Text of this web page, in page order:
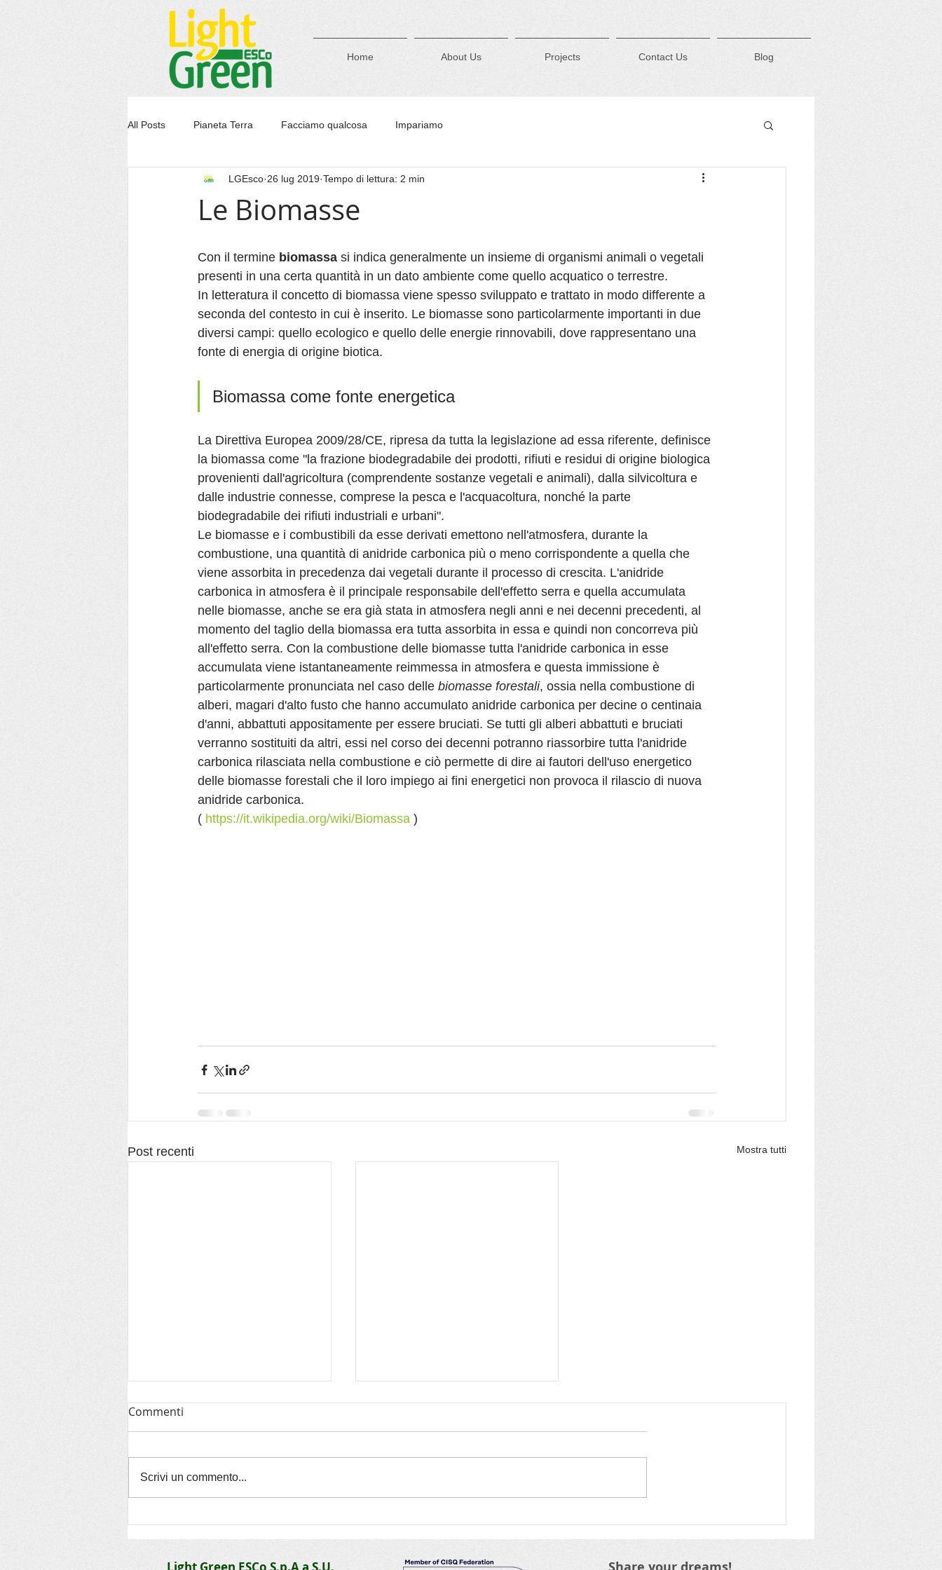
Home About Us Projects Contact Us Blog
All Posts Pianeta Terra Facciamo qualcosa Impariamo
Le Biomasse
LGEsco 26 lug 2019 Tempo di lettura: 2 min
Con il termine biomassa si indica generalmente un insieme di organismi animali o vegetali
presenti in una certa quantità in un dato ambiente come quello acquatico o terrestre.
In letteratura il concetto di biomassa viene spesso sviluppato e trattato in modo differente a
seconda del contesto in cui è inserito. Le biomasse sono particolarmente importanti in due
diversi campi: quello ecologico e quello delle energie rinnovabili, dove rappresentano una
fonte di energia di origine biotica.
Biomassa come fonte energetica
La Direttiva Europea 2009/28/CE, ripresa da tutta la legislazione ad essa riferente, definisce
la biomassa come "la frazione biodegradabile dei prodotti, rifiuti e residui di origine biologica
provenienti dall'agricoltura (comprendente sostanze vegetali e animali), dalla silvicoltura e
dalle industrie connesse, comprese la pesca e l'acquacoltura, nonché la parte
biodegradabile dei rifiuti industriali e urbani".
Le biomasse e i combustibili da esse derivati emettono nell'atmosfera, durante la
combustione, una quantità di anidride carbonica più o meno corrispondente a quella che
viene assorbita in precedenza dai vegetali durante il processo di crescita. L'anidride
carbonica in atmosfera è il principale responsabile dell'effetto serra e quella accumulata
nelle biomasse, anche se era già stata in atmosfera negli anni e nei decenni precedenti, al
momento del taglio della biomassa era tutta assorbita in essa e quindi non concorreva più
all'effetto serra. Con la combustione delle biomasse tutta l'anidride carbonica in esse
accumulata viene istantaneamente reimmessa in atmosfera e questa immissione è
particolarmente pronunciata nel caso delle biomasse forestali, ossia nella combustione di
alberi, magari d'alto fusto che hanno accumulato anidride carbonica per decine o centinaia
d'anni, abbattuti appositamente per essere bruciati. Se tutti gli alberi abbattuti e bruciati
verranno sostituiti da altri, essi nel corso dei decenni potranno riassorbire tutta l'anidride
carbonica rilasciata nella combustione e ciò permette di dire ai fautori dell'uso energetico
delle biomasse forestali che il loro impiego ai fini energetici non provoca il rilascio di nuova
anidride carbonica.
( https://it.wikipedia.org/wiki/Biomassa )
Post recenti Mostra tutti
rinnovabili
Commenti
Scrivi un commento...
Light Green ESCo S.p.A a S.U.